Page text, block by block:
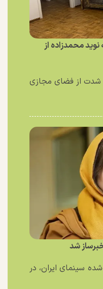
محمدزاده از
شدت از فضای مجازی
شد
سینمای ایران، در